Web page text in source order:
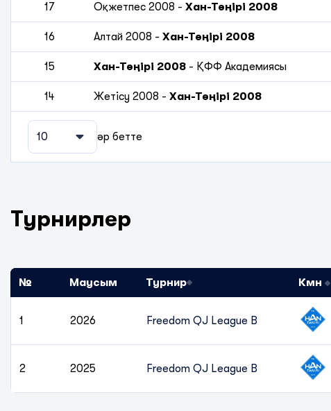
17 Оқжетпес 2008 - Хан-Тәңірі 2008
16 Алтай 2008 - Хан-Тәңірі 2008
15 Хан-Тәңірі 2008 - ҚФФ Академиясы
14 Жетісу 2008 - Хан-Тәңірі 2008
10 әр бетте
Турнирлер
№ Маусым Турнир Кмн
1 2026 Freedom QJ League B
2 2025 Freedom QJ League B